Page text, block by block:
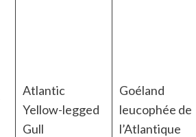
Atlantic
Yellow-legged
Gull
Goéland
leucophée de
l’Atlantique